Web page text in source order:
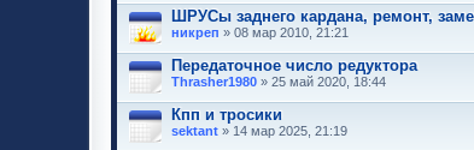
ШРУСы заднего кардана, ремонт,
никреп » 08 мар 2010, 21:21
Передаточное число редуктора
Thrasher1980 » 25 май 2020, 18:44
Кпп и тросики
sektant » 14 мар 2025, 21:19